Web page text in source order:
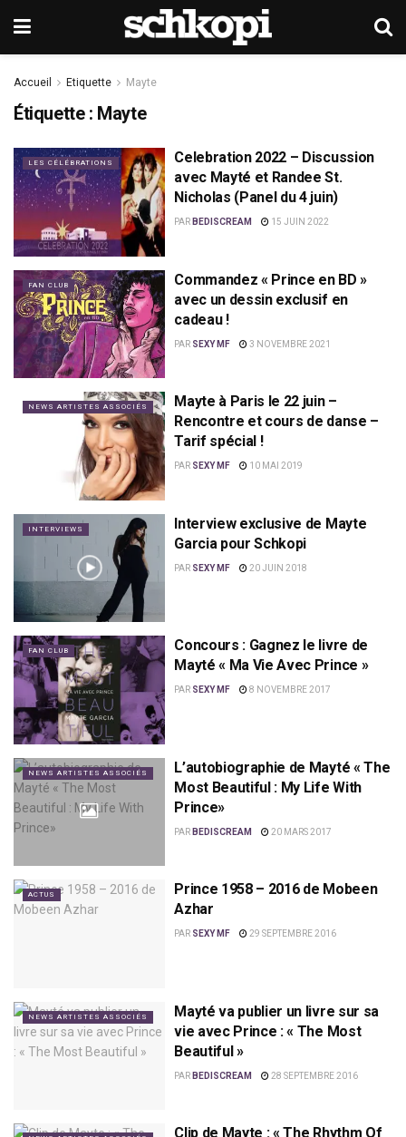
Accueil Etiquette Mayte
Étiquette : Mayte
LES CÉLÉBRATIONS
Celebration 2022 – Discussion
avec Mayté et Randee St.
Nicholas (Panel du 4 juin)
PAR BEDISCREAM 15 JUIN 2022
FAN CLUB
Commandez « Prince en BD »
avec un dessin exclusif en
cadeau !
PAR SEXY MF 3 NOVEMBRE 2021
NEWS ARTISTES ASSOCIÉS
Mayte à Paris le 22 juin –
Rencontre et cours de danse –
Tarif spécial !
PAR SEXY MF 10 MAI 2019
INTERVIEWS
Interview exclusive de Mayte
Garcia pour Schkopi
PAR SEXY MF 20 JUIN 2018
FAN CLUB
Concours : Gagnez le livre de
Mayté « Ma Vie Avec Prince »
PAR SEXY MF 8 NOVEMBRE 2017
NEWS ARTISTES ASSOCIÉS
L’autobiographie de Mayté « The
Most Beautiful : My Life With
Prince»
PAR BEDISCREAM 20 MARS 2017
ACTUS
Prince 1958 – 2016 de Mobeen
Azhar
PAR SEXY MF 29 SEPTEMBRE 2016
NEWS ARTISTES ASSOCIÉS
Mayté va publier un livre sur sa
vie avec Prince : « The Most
Beautiful »
PAR BEDISCREAM 28 SEPTEMBRE 2016
Clip de Mayte : « The Rhythm Of